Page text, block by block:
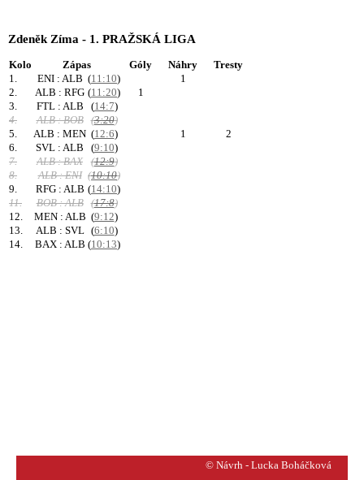
Zdeněk Zíma - 1. PRAŽSKÁ LIGA
Kolo Zápas Góly Náhry
Tresty
1.
ENI : ALB (11:10)
1
2.
ALB : RFG (11:20)
1
3.
FTL : ALB (14:7)
4.
ALB : BOB (3:20)
5.
ALB : MEN (12:6) 1
2
6.
SVL : ALB (9:10)
7.
ALB : BAX (12:9)
8.
ALB : ENI (10:10)
9.
RFG : ALB (14:10)
11.
BOB : ALB (17:8)
12.
MEN : ALB (9:12)
13.
ALB : SVL (6:10)
14.
BAX : ALB (10:13)
© Návrh - Lucka Boháčková